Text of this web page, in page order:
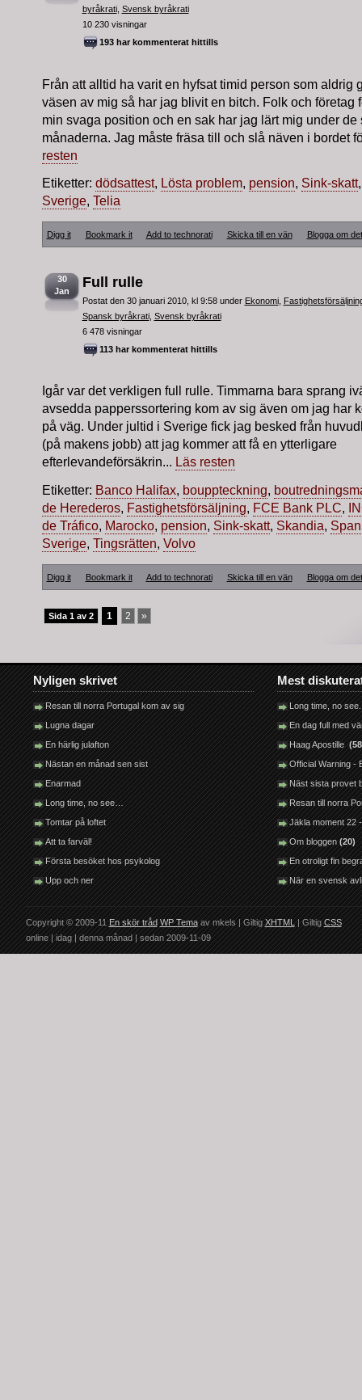
byråkrati, Svensk byråkrati
10 230 visningar
193 har kommenterat hittills
Från att alltid ha varit en hyfsat timid person som aldrig
väsen av mig så har jag blivit en bitch. Folk och företag
min svaga position och en sak har jag lärt mig under de
månaderna. Jag måste fräsa till och slå näven i bordet
resten
Etiketter: dödsattest, Lösta problem, pension, Sink-skatt
Sverige, Telia
Digg it Bookmark it Add to technorati Skicka till en vän Blogga om det
30
Jan
Full rulle
Postat den 30 januari 2010, kl 9:58 under Ekonomi,
Spansk byråkrati, Svensk byråkrati
6 478 visningar
113 har kommenterat hittills
Igår var det verkligen full rulle. Timmarna bara sprang
avsedda papperssortering kom av sig även om jag har
på väg. Under jultid i Sverige fick jag besked från
(på makens jobb) att jag kommer att få en ytterligare
efterlevandeförsäkrin... Läs resten
Etiketter: Banco Halifax, bouppteckning,
de Herederos, Fastighetsförsäljning, FCE Bank PLC,
de Tráfico, Marocko, pension, Sink-skatt, Skandia,
Sverige, Tingsrätten, Volvo
Digg it Bookmark it Add to technorati Skicka till en vän Blogga om det
Sida 1 av 2 1 2 »
Nyligen skrivet
Resan till norra Portugal kom av sig
Lugna dagar
En härlig julafton
Nästan en månad sen sist
Enarmad
Long time, no see…
Tomtar på loftet
Att ta farväl!
Första besöket hos psykolog
Upp och ner
Mest
Long time, no
En dag full med
Haag Apostille
Official Warning
Näst sista provet
Resan till norra
Jäkla moment 22
Om bloggen(20)
En otroligt fin
När en svensk
Copyright © 2009-11En skör tråd WP Temaav mkels | GiltigXHTML| GiltigCSS
online |idag |denna månad |sedan 2009-11-09